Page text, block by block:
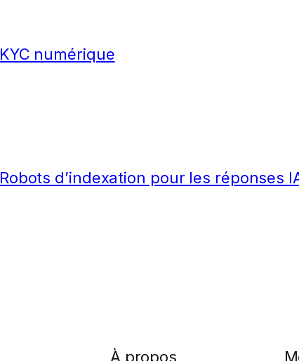
KYC numérique
Robots d’indexation pour les réponses
À propos